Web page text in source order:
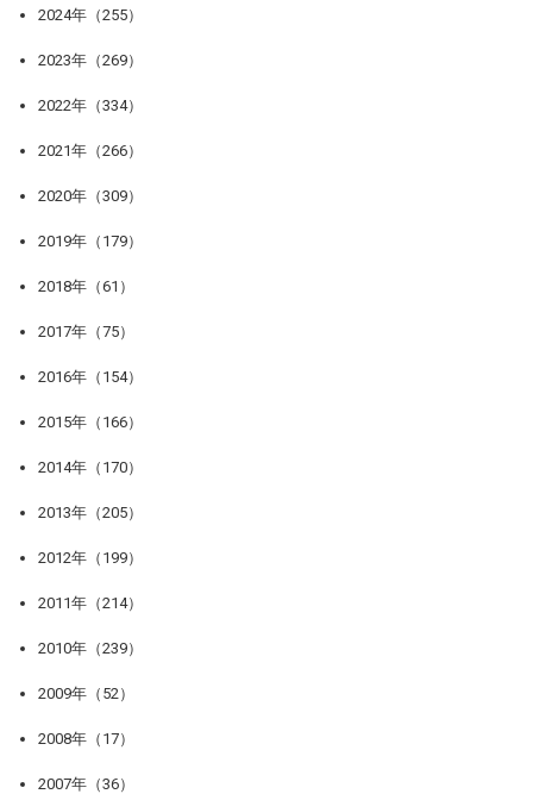
2024年（255）
2023年（269）
2022年（334）
2021年（266）
2020年（309）
2019年（179）
2018年（61）
2017年（75）
2016年（154）
2015年（166）
2014年（170）
2013年（205）
2012年（199）
2011年（214）
2010年（239）
2009年（52）
2008年（17）
2007年（36）